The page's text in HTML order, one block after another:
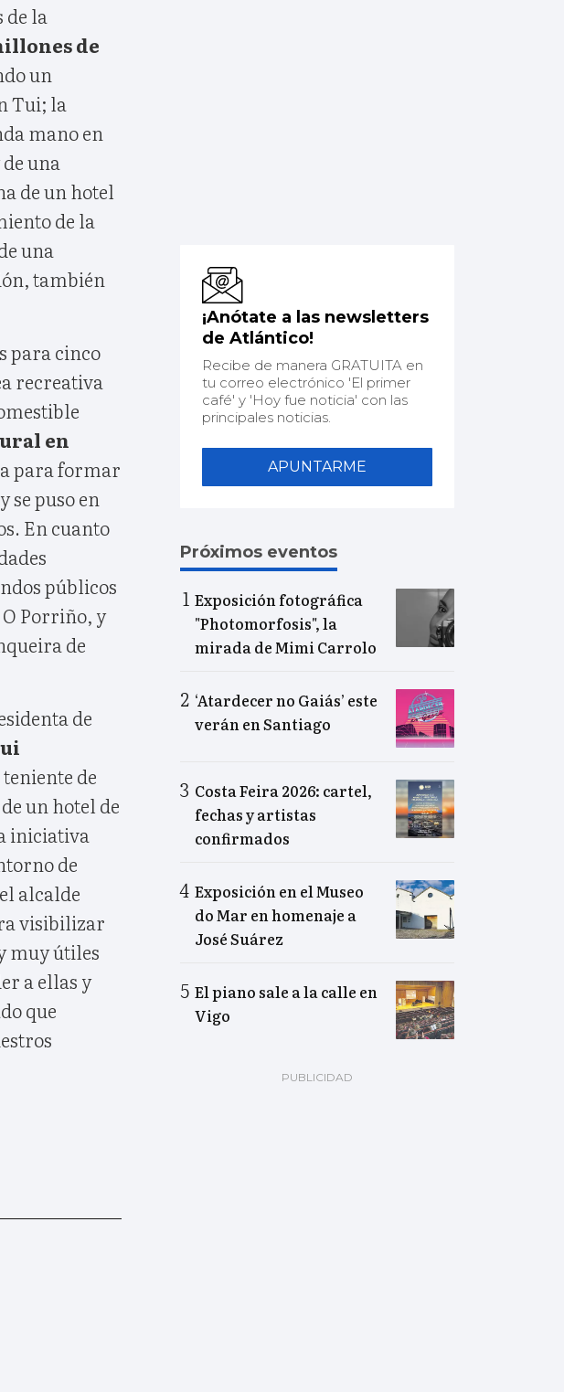
de la
de
un
Tui; la
mano en
una
de un hotel
de la
una
también
para cinco
recreativa
en
para formar
se puso en
En cuanto
públicos
Porriño, y
de
de
de
un hotel de
iniciativa
de
alcalde
visibilizar
muy útiles
a ellas y
que
¡Anótate a las newsletters
de Atlántico!
Recibe de manera GRATUITA en
tu correo electrónico 'El primer
café' y 'Hoy fue noticia' con las
principales noticias.
APUNTARME
Próximos eventos
Exposición fotográfica
"Photomorfosis", la
mirada de Mimi Carrolo
‘Atardecer no Gaiás’ este
verán en Santiago
Costa Feira 2026: cartel,
fechas y artistas
confirmados
Exposición en el Museo
do Mar en homenaje a
José Suárez
El piano sale a la calle en
Vigo